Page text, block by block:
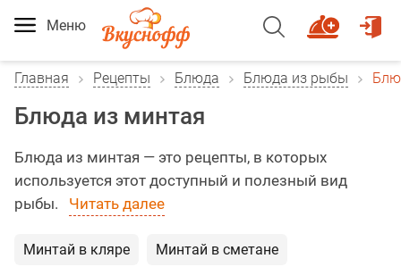
Меню
Главная Рецепты Блюда Блюда из рыбы
Блюда из минтая
Блюда из минтая — это рецепты, в которых
используется этот доступный и полезный вид
рыбы.
Читать далее
Минтай в кляре Минтай в сметане